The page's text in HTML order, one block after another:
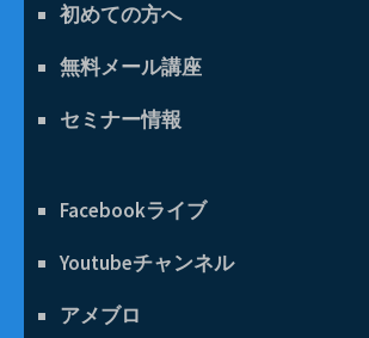
初めての方へ
無料メール講座
セミナー情報
Facebookライブ
Youtubeチャンネル
アメブロ